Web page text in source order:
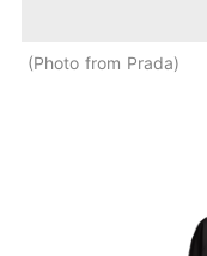
Photo from Prada